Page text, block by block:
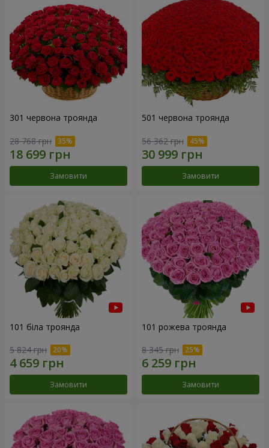
301 червона троянда
28 768 грн
Замовити
501 червона троянда
56 362 грн
Замовити
101 біла троянда
5 824 грн
Замовити
101 рожева троянда
8 345 грн
Замовити